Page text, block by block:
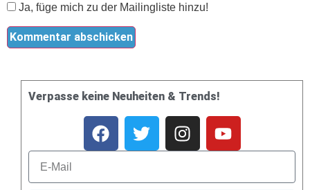
Ja, füge mich zu der Mailingliste hinzu!
Verpasse keine Neuheiten & Trends!